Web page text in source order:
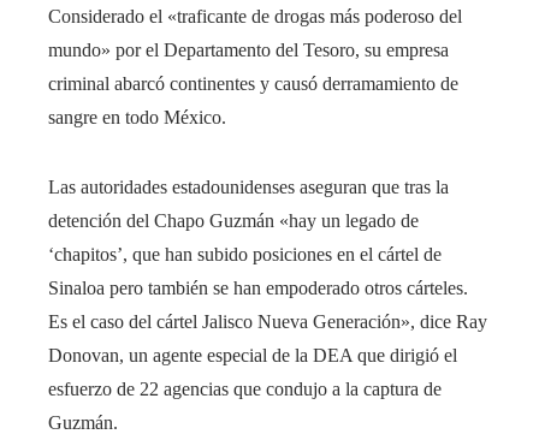
Considerado el «traficante de drogas más poderoso del
mundo» por el Departamento del Tesoro, su empresa
criminal abarcó continentes y causó derramamiento de
sangre en todo México.
Las autoridades estadounidenses aseguran que tras la
detención del Chapo Guzmán «hay un legado de
‘chapitos’, que han subido posiciones en el cártel de
Sinaloa pero también se han empoderado otros cárteles.
Es el caso del cártel Jalisco Nueva Generación», dice Ray
Donovan, un agente especial de la DEA que dirigió el
esfuerzo de 22 agencias que condujo a la captura de
Guzmán.